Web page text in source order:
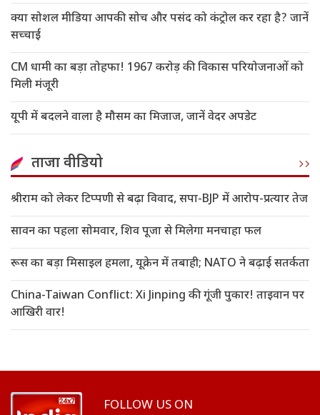
क्या सोशल मीडिया आपकी सोच और पसंद को कंट्रोल कर रहा है? जानें
सच्चाई
CM धामी का बड़ा तोहफा! 1967 करोड़ की विकास परियोजनाओं को
मिली मंजूरी
यूपी में बदलने वाला है मौसम का मिजाज, जानें वेदर अपडेट
ताजा वीडियो
श्रीराम को लेकर टिप्पणी से बढ़ा विवाद, सपा-BJP में आरोप-प्रत्यार तेज
सावन का पहला सोमवार, शिव पूजा से मिलेगा मनचाहा फल
रूस का बड़ा मिसाइल हमला, यूक्रेन में तबाही; NATO ने बढ़ाई सतर्कता
China-Taiwan Conflict: Xi Jinping की गूंजी पुकार! ताइवान पर
आखिरी वार!
FOLLOW US ON